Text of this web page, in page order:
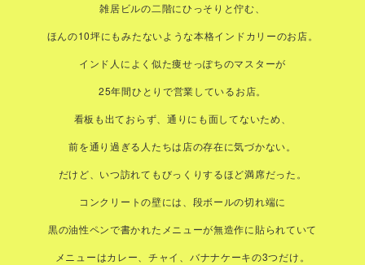
雑居ビルの二階にひっそりと佇む、
ほんの10坪にもみたないような本格インドカリーのお店。
インド人によく似た痩せっぽちのマスターが
25年間ひとりで営業しているお店。
看板も出ておらず、通りにも面してないため、
前を通り過ぎる人たちは店の存在に気づかない。
だけど、いつ訪れてもびっくりするほど満席だった。
コンクリートの壁には、段ボールの切れ端に
黒の油性ペンで書かれたメニューが無造作に貼られていて
メニューはカレー、チャイ、バナナケーキの3つだけ。